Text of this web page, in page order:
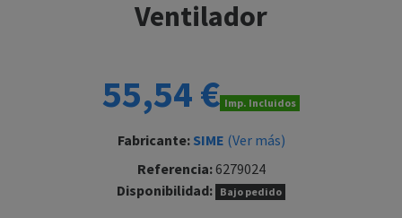
Ventilador
55,54 € Imp. Incluidos
Fabricante: SIME (Ver más)
Referencia:6279024
Disponibilidad:
Bajo pedido